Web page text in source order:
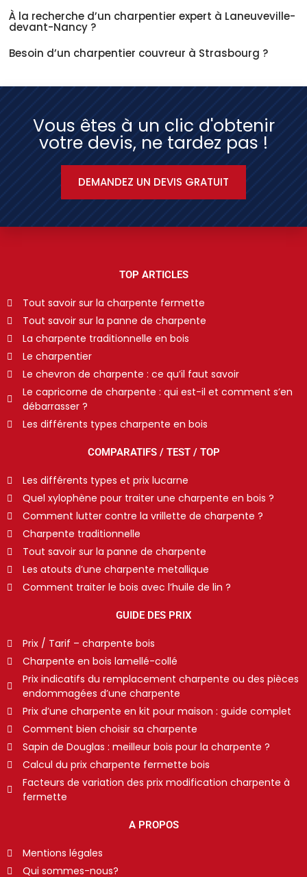
À la recherche d’un charpentier expert à Laneuveville-
devant-Nancy ?
Besoin d’un charpentier couvreur à Strasbourg ?
Vous êtes à un clic d'obtenir
votre devis, ne tardez pas !
DEMANDEZ UN DEVIS GRATUIT
TOP ARTICLES
Tout savoir sur la charpente fermette
Tout savoir sur la panne de charpente
La charpente traditionnelle en bois
Le charpentier
Le chevron de charpente : ce qu’il faut savoir
Le capricorne de charpente : qui est-il et comment s’en
débarrasser ?
Les différents types charpente en bois
COMPARATIFS / TEST / TOP
Les différents types et prix lucarne
Quel xylophène pour traiter une charpente en bois ?
Comment lutter contre la vrillette de charpente ?
Charpente traditionnelle
Tout savoir sur la panne de charpente
Les atouts d’une charpente metallique
Comment traiter le bois avec l’huile de lin ?
GUIDE DES PRIX
Prix / Tarif – charpente bois
Charpente en bois lamellé-collé
Prix indicatifs du remplacement charpente ou des pièces
endommagées d’une charpente
Prix d’une charpente en kit pour maison : guide complet
Comment bien choisir sa charpente
Sapin de Douglas : meilleur bois pour la charpente ?
Calcul du prix charpente fermette bois
Facteurs de variation des prix modification charpente à
fermette
A PROPOS
Mentions légales
Qui sommes-nous?